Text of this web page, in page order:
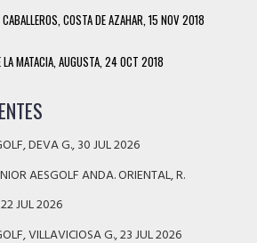
CABALLEROS, COSTA DE AZAHAR, 15 NOV 2018
LA MATACIA, AUGUSTA, 24 OCT 2018
DEVA G., 30 JUL 2026
AESGOLF ANDA. ORIENTAL, R.
JUL 2026
VILLAVICIOSA G., 23 JUL 2026